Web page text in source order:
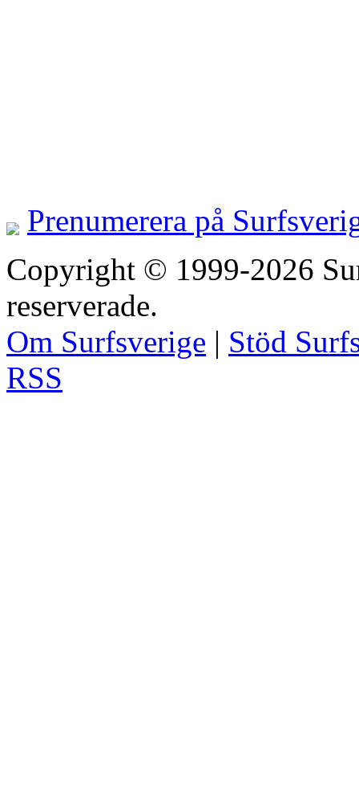
Prenumerera på
Copyright © 1999-2026
reserverade.
Om Surfsverige | Stöd
RSS